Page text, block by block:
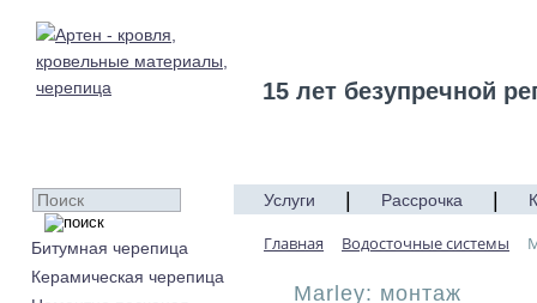
15 лет безупречной
Битумная черепица
Керамическая черепица
Услуги Рассрочка
Главная Водосточные системы
Marley: монтаж